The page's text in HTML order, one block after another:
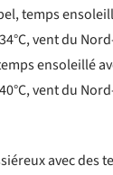
temps
vent du
ensoleillé
vent du
avec des